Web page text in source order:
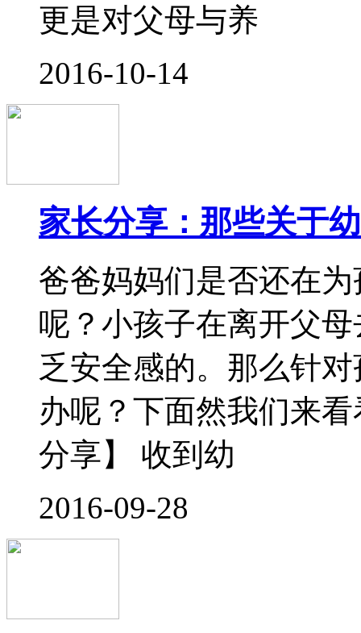
9月1日，是孩子们重
大清早，校车等在小
齐地上车，人群中有
中不停地对孩子
6岁前，不给孩子立下
无规矩不成方圆，6岁
期，如果没有爸爸妈
易为所欲为，更不懂
样的孩子长大后将会
孩子的人际关系